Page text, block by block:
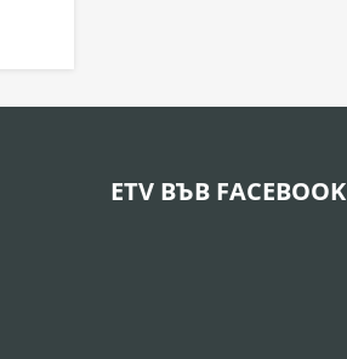
ETV ВЪВ FACEBOOK